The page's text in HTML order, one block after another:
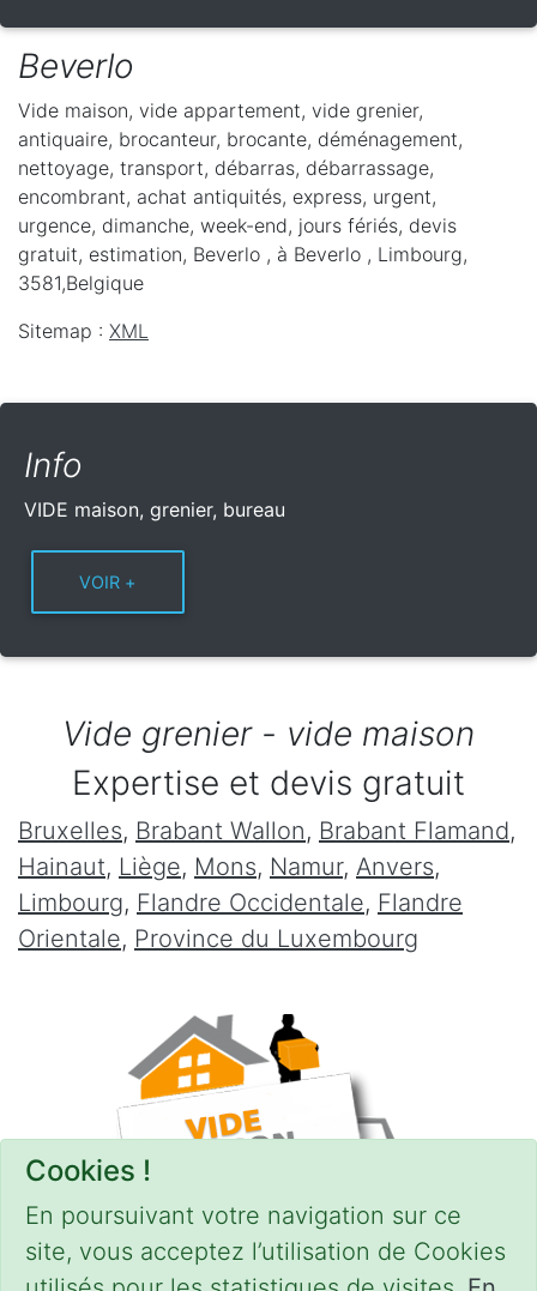
Cookies !
En poursuivant votre navigation sur ce
site, vous acceptez l’utilisation de Cookies
Beverlo
Vide maison, vide appartement, vide grenier,
antiquaire, brocanteur, brocante, déménagement,
nettoyage, transport, débarras, débarrassage,
encombrant, achat antiquités, express, urgent,
urgence, dimanche, week-end, jours fériés, devis
gratuit, estimation, Beverlo , à Beverlo , Limbourg,
3581,Belgique
Sitemap : XML
Info
VIDE maison, grenier, bureau
Vide grenier - vide maison
Expertise et devis gratuit
Bruxelles, Brabant Wallon, Brabant Flamand,
Hainaut, Liège, Mons, Namur, Anvers,
Limbourg, Flandre Occidentale, Flandre
Orientale, Province du Luxembourg